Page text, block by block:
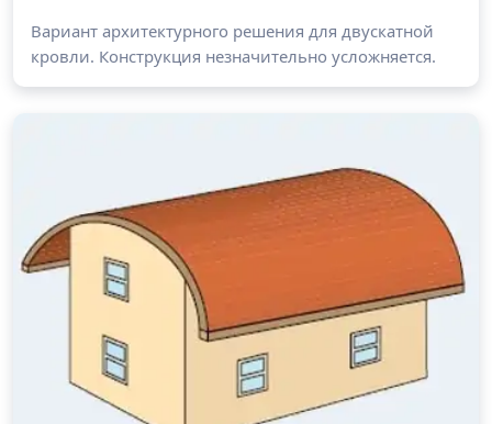
Вариант архитектурного решения для двускатной
кровли. Конструкция незначительно усложняется.